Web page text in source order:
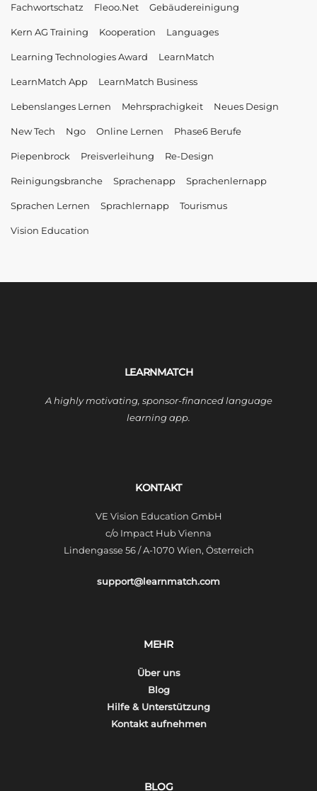
Fachwortschatz Fleoo.net Gebäudereinigung
Kern AG Training Kooperation Languages
Learning Technologies Award LearnMatch
LearnMatch App LearnMatch Business
Lebenslanges Lernen Mehrsprachigkeit Neues Design
New Tech Ngo Online Lernen Phase6 Berufe
Piepenbrock Preisverleihung Re-Design
Reinigungsbranche Sprachenapp Sprachenlernapp
Sprachen Lernen Sprachlernapp Tourismus
Vision Education
LEARNMATCH
A highly motivating, sponsor-financed language
learning app.
KONTAKT
VE Vision Education GmbH
c/o Impact Hub Vienna
Lindengasse 56 / A-1070 Wien, Österreich
support@learnmatch.com
MEHR
Über uns
Blog
Hilfe & Unterstützung
Kontakt aufnehmen
BLOG